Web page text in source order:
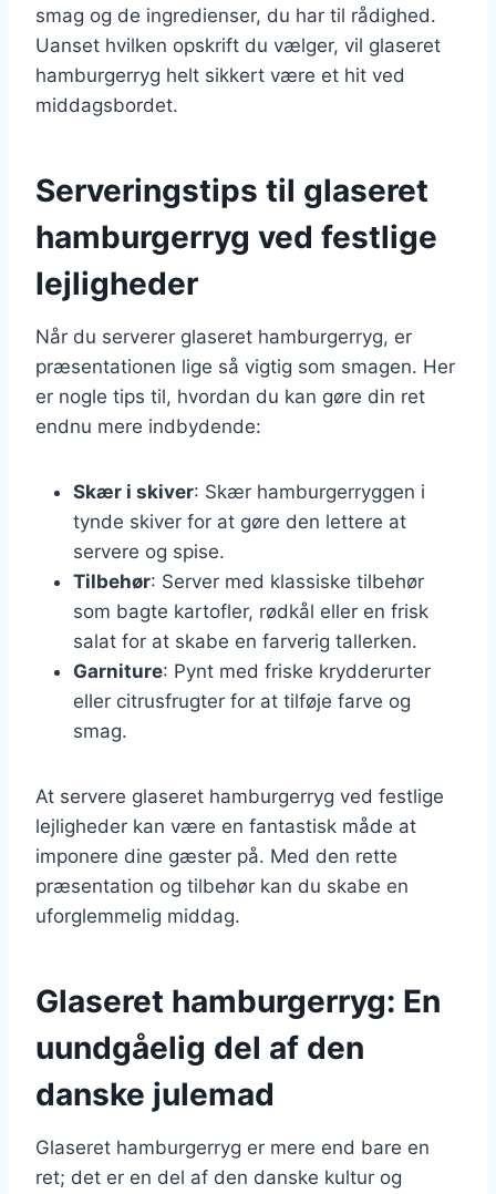
smag og de ingredienser, du har til rådighed.
Uanset hvilken opskrift du vælger, vil glaseret
hamburgerryg helt sikkert være et hit ved
middagsbordet.
Serveringstips til glaseret
hamburgerryg ved festlige
lejligheder
Når du serverer glaseret hamburgerryg, er
præsentationen lige så vigtig som smagen. Her
er nogle tips til, hvordan du kan gøre din ret
endnu mere indbydende:
Skær i skiver: Skær hamburgerryggen i
tynde skiver for at gøre den lettere at
servere og spise.
Tilbehør: Server med klassiske tilbehør
som bagte kartofler, rødkål eller en frisk
salat for at skabe en farverig tallerken.
Garniture: Pynt med friske krydderurter
eller citrusfrugter for at tilføje farve og
smag.
At servere glaseret hamburgerryg ved festlige
lejligheder kan være en fantastisk måde at
imponere dine gæster på. Med den rette
præsentation og tilbehør kan du skabe en
uforglemmelig middag.
Glaseret hamburgerryg: En
uundgåelig del af den
danske julemad
Glaseret hamburgerryg er mere end bare en
ret; det er en del af den danske kultur og